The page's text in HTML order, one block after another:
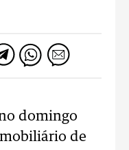
domingo
de